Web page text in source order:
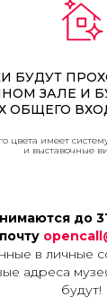
БУДУТ
ЗАЛЕ И
ОБЩЕГО
цвета имеет
и выставочные
до
в личные
адреса
будут!